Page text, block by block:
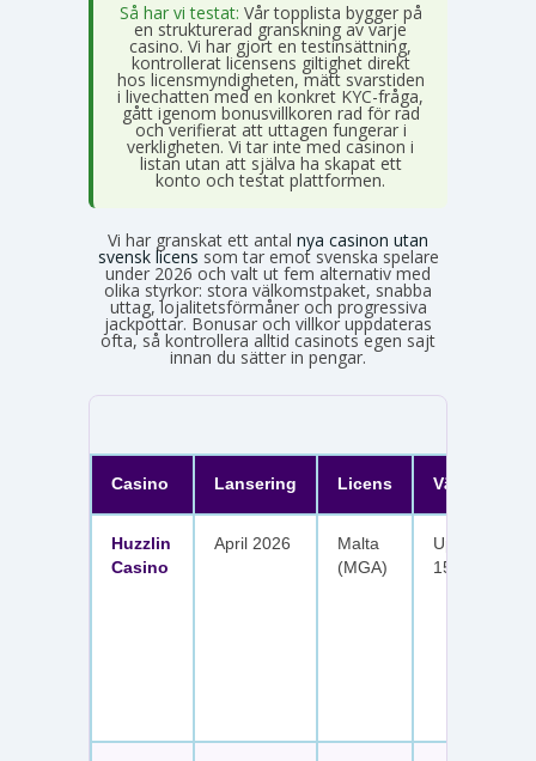
Så har vi testat: Vår topplista bygger på
en strukturerad granskning av varje
casino. Vi har gjort en testinsättning,
kontrollerat licensens giltighet direkt
hos licensmyndigheten, mätt svarstiden
i livechatten med en konkret KYC-fråga,
gått igenom bonusvillkoren rad för rad
och verifierat att uttagen fungerar i
verkligheten. Vi tar inte med casinon i
listan utan att själva ha skapat ett
konto och testat plattformen.
Vi har granskat ett antal nya casinon utan
svensk licens som tar emot svenska spelare
under 2026 och valt ut fem alternativ med
olika styrkor: stora välkomstpaket, snabba
uttag, lojalitetsförmåner och progressiva
jackpottar. Bonusar och villkor uppdateras
ofta, så kontrollera alltid casinots egen sajt
innan du sätter in pengar.
Casino Lansering Licens
Huzzlin
Casino
April 2026
Malta
(MGA)
Upp till 1
150 free